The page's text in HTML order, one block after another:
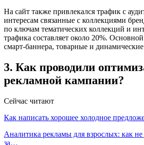
На сайт также привлекался трафик с
интересам связанные с коллекциями
по ключам тематических коллекций и
трафика составляет около 20%.
смарт-баннера, товарные и
3. Как проводили
рекламной кампании?
Сейчас читают
Как написать хорошее холодное
Аналитика рекламы для взрослых: как
за…